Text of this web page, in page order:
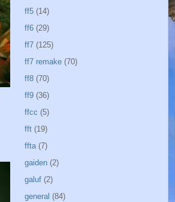
ff5 (14)
ff6 (29)
ff7 (125)
ff7 remake (70)
ff8 (70)
ff9 (36)
ffcc (5)
fft (19)
ffta (7)
gaiden (2)
galuf (2)
general (84)